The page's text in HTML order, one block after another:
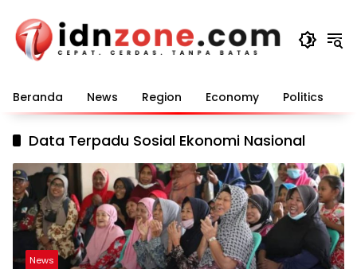
konten
Beranda News Region Economy Politics
Data Terpadu Sosial Ekonomi Nasional
News